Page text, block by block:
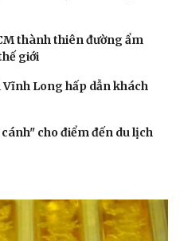
Nghệ sĩ
Thời trang
thành thiên đường ẩm
giới
Long hấp dẫn khách
cho điểm đến du lịch